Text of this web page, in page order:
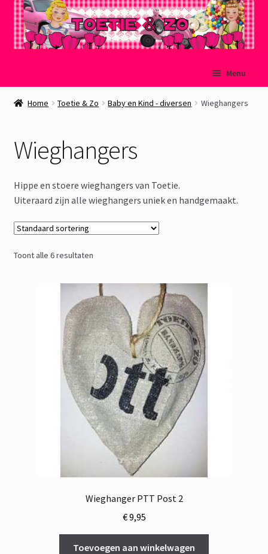
naar
de
Menu
Welkom
Winkelmand
Afrekenen
Over Toetie & Zo
Gastenboek
Home Toetie & Zo Baby en Kind - diversen Wieghangers
Wieghangers
Hippe en stoere wieghangers van Toetie.
Uiteraard zijn alle wieghangers uniek en handgemaakt.
Toont alle 6 resultaten
Wieghanger PTT Post 2
€9,95
Toevoegen aan winkelwagen